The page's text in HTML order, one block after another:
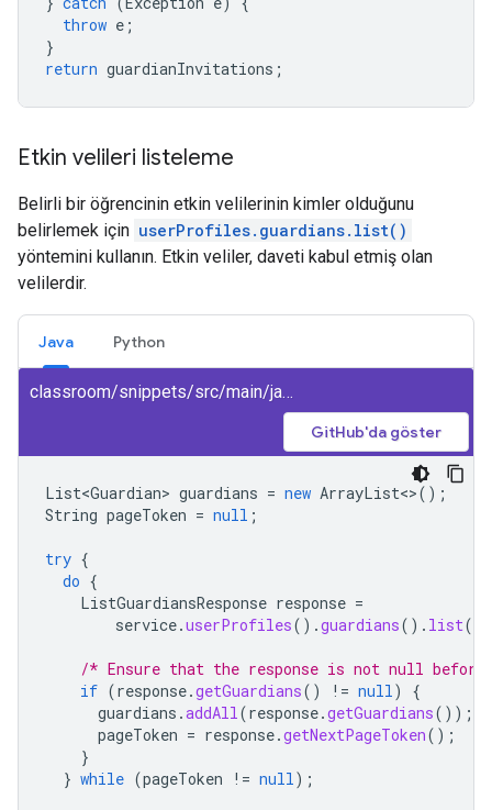
throw e ;
}
return guardianInvitations ;
Etkin velileri listeleme
Belirli bir öğrencinin etkin velilerinin kimler olduğunu
belirlemek için userProfiles.guardians.list()
yöntemini kullanın. Etkin veliler, daveti kabul etmiş olan
velilerdir.
Java Python
classroom/snippets/src/main/java/ListGuardians.java
GitHub'da göster
List<Guardian> guardians = new ArrayList<>();
String pageToken = null ;
try {
do {
ListGuardiansResponse response =
service.userProfiles().guardians(). list(
/* Ensure that the response is not null
if (response.getGuardians() != null )
{
guardians .addAll (response.getGuardians());
pageToken = response.getNextPageToken();
}
} while (pageToken != null );